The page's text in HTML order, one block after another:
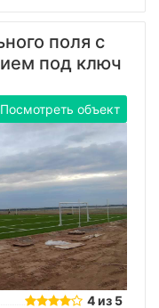
поля с
под ключ
Посмотреть объект
4 из 5